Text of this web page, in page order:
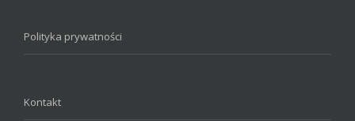
Polityka prywatności
Kontakt